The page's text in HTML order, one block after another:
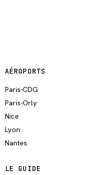
AÉROPORTS
Paris-CDG
Paris-Orly
Nice
Lyon
Nantes
LE GUIDE